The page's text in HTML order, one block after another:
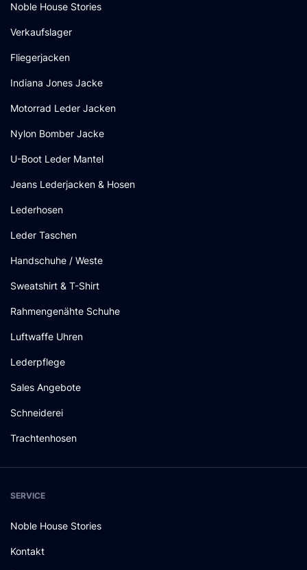
Noble House Stories
Verkaufslager
Fliegerjacken
Indiana Jones Jacke
Motorrad Leder Jacken
Nylon Bomber Jacke
U-Boot Leder Mantel
Jeans Lederjacken & Hosen
Lederhosen
Leder Taschen
Handschuhe / Weste
Sweatshirt & T-Shirt
Rahmengenähte Schuhe
Luftwaffe Uhren
Lederpflege
Sales Angebote
Schneiderei
Trachtenhosen
SERVICE
Noble House Stories
Kontakt